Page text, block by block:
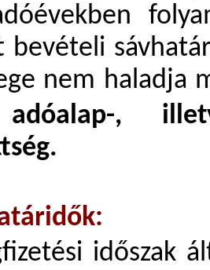
bevételi
nem haladja
,
időszak